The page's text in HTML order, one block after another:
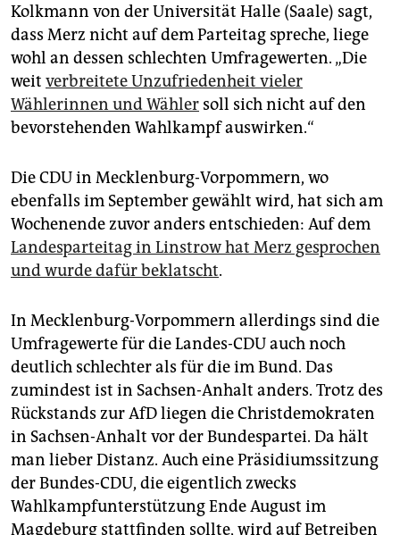
Kolkmann von der Universität Halle (Saale) sagt,
dass Merz nicht auf dem Parteitag spreche, liege
wohl an dessen schlechten Umfragewerten. „Die
weit verbreitete Unzufriedenheit vieler
Wählerinnen und Wähler soll sich nicht auf den
bevorstehenden Wahlkampf auswirken.“
Die CDU in Mecklenburg-Vorpommern, wo
ebenfalls im September gewählt wird, hat sich am
Wochenende zuvor anders entschieden: Auf dem
Landesparteitag in Linstrow hat Merz gesprochen
und wurde dafür beklatscht.
In Mecklenburg-Vorpommern allerdings sind die
Umfragewerte für die Landes-CDU auch noch
deutlich schlechter als für die im Bund. Das
zumindest ist in Sachsen-Anhalt anders. Trotz des
Rückstands zur AfD liegen die Christdemokraten
in Sachsen-Anhalt vor der Bundespartei. Da hält
man lieber Distanz. Auch eine Präsidiumssitzung
der Bundes-CDU, die eigentlich zwecks
Wahlkampfunterstützung Ende August im
Magdeburg stattfinden sollte, wird auf Betreiben